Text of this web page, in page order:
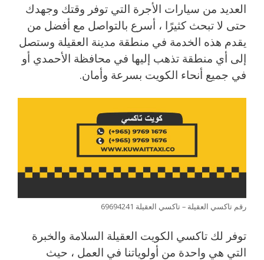
العديد من سيارات الأجرة التي توفر وقتك وجهدك
حتى لا تبحث كثيرًا ، أسرع بالتواصل مع أفضل من
يقدم هذه الخدمة في منطقة مدينة العقيلة وستصل
إلى أي منطقة تذهب إليها في محافظة الأحمدي أو
في جميع أنحاء الكويت بسرعة وأمان.
رقم تاكسي العقيلة – تاكسي العقيلة 69694241
توفر لك تاكسي الكويت العقيلة السلامة والخبرة
التي هي واحدة من أولوياتنا في العمل ، حيث